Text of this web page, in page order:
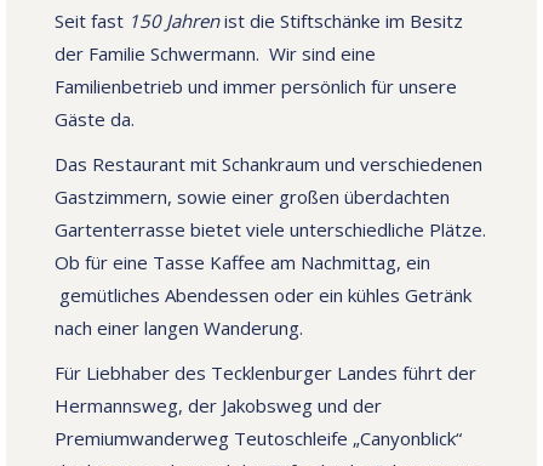
Seit fast 150 Jahrenist die Stiftschänke im Besitz
der Familie Schwermann. Wir sind eine
Familienbetrieb und immer persönlich für unsere
Gäste da.
Das Restaurant mit Schankraum und verschiedenen
Gastzimmern, sowie einer großen überdachten
Gartenterrasse bietet viele unterschiedliche Plätze.
Ob für eine Tasse Kaffee am Nachmittag, ein
gemütliches Abendessen oder ein kühles Getränk
nach einer langen Wanderung.
Für Liebhaber des Tecklenburger Landes führt der
Hermannsweg, der Jakobsweg und der
Premiumwanderweg Teutoschleife „Canyonblick“